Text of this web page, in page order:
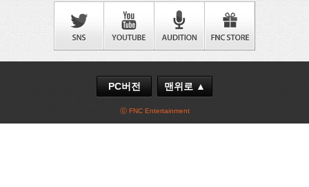
PC버전 맨위로 ▲
ⓒ FNC Entertainment